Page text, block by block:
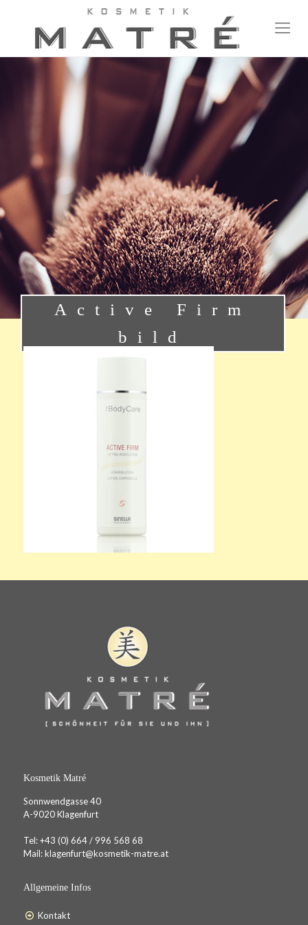
Active Firm
bild
Kosmetik Matré
Sonnwendgasse 40
A-9020 Klagenfurt
Tel:+43 (0) 664 / 996 568 68
Mail:klagenfurt@kosmetik-matre.at
Allgemeine Infos
Kontakt